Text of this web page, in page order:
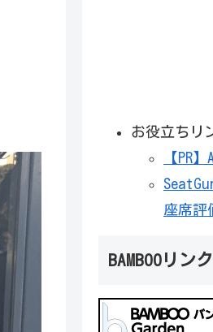
お役立ちリ
【PR
座席評
BAMBOOリンク